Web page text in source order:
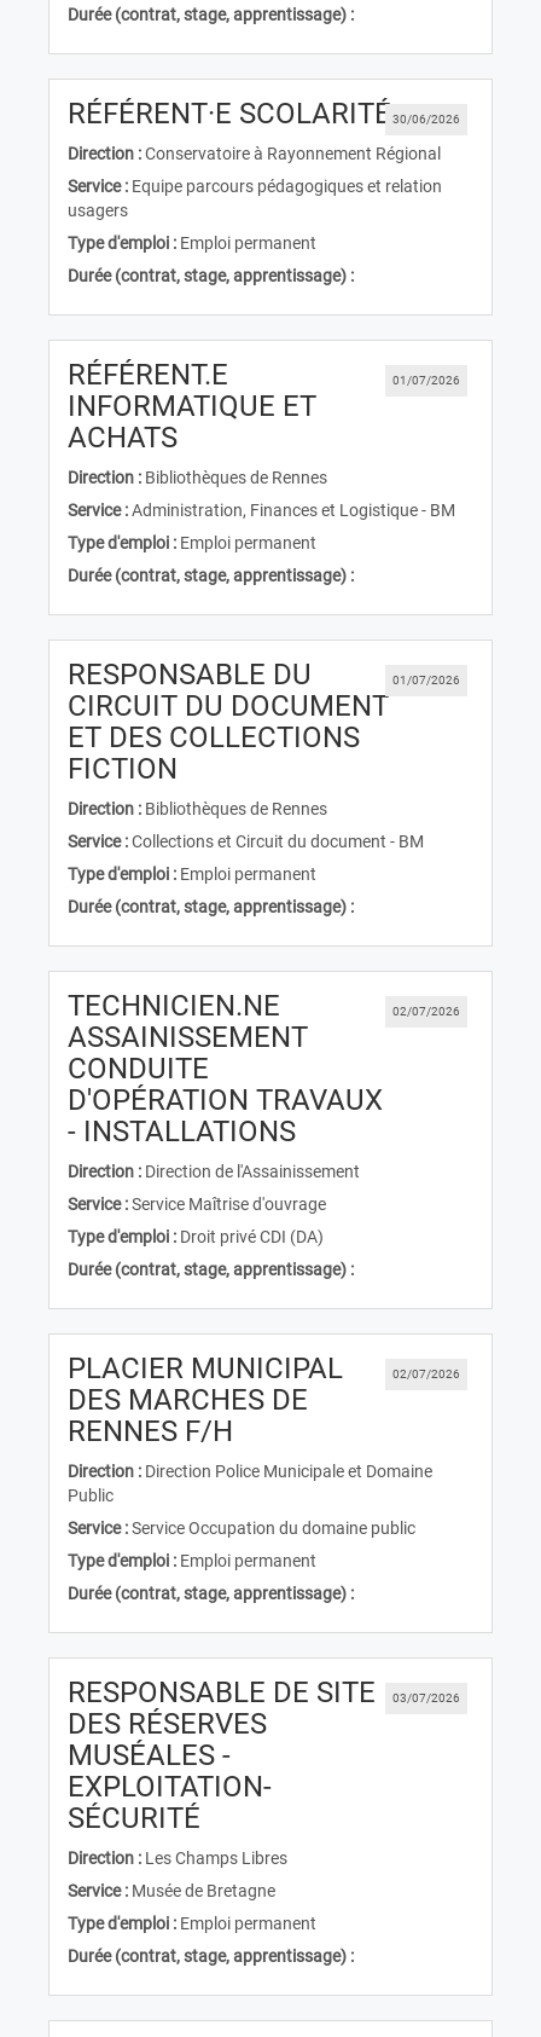
Durée (contrat, stage, apprentissage) :
30/06/2026
RÉFÉRENT·E SCOLARITÉ(Nouvelle
Direction :Conservatoire à Rayonnement Régional
Service : Equipe parcours pédagogiques et relation
usagers
Type d'emploi : Emploi permanent
Durée (contrat, stage, apprentissage) :
01/07/2026
RÉFÉRENT.E
INFORMATIQUE ET
ACHATS(Nouvelle fenêtre)
Direction : Bibliothèques de Rennes
Service :Administration, Finances et Logistique - BM
Type d'emploi : Emploi permanent
Durée (contrat, stage, apprentissage) :
01/07/2026
RESPONSABLE DU
CIRCUIT DU DOCUMENT
ET DES COLLECTIONS
FICTION
Direction : Bibliothèques de Rennes
Service :Collections et Circuit du document - BM
Type d'emploi : Emploi permanent
Durée (contrat, stage, apprentissage) :
02/07/2026
TECHNICIEN.NE
ASSAINISSEMENT
CONDUITE
D'OPÉRATION TRAVAUX
- INSTALLATIONS(Nouvelle fenêtre)
Direction : Direction de l'Assainissement
Service :Service Maîtrise d'ouvrage
Type d'emploi : Droit privé CDI (DA)
Durée (contrat, stage, apprentissage) :
02/07/2026
PLACIER MUNICIPAL
DES MARCHES DE
RENNES F/H
Direction : Direction Police Municipale et Domaine
Public
Service :Service Occupation du domaine public
Type d'emploi : Emploi permanent
Durée (contrat, stage, apprentissage) :
03/07/2026
RESPONSABLE DE SITE
DES RÉSERVES
MUSÉALES -
EXPLOITATION-
SÉCURITÉ
Direction : Les Champs Libres
Service : Musée de Bretagne
Type d'emploi : Emploi permanent
Durée (contrat, stage, apprentissage) :